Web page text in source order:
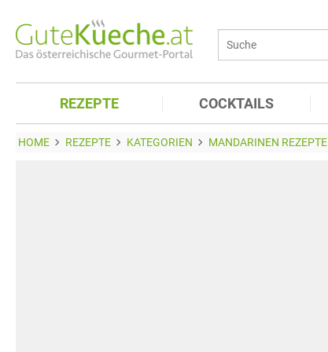
REZEPTE COCKTAILS
HOME REZEPTE KATEGORIEN MANDARINEN REZEPTE